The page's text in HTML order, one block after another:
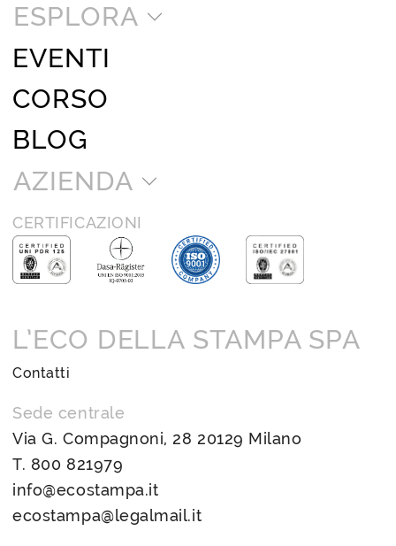
ESPLORA
EVENTI
CORSO
BLOG
AZIENDA
CERTIFICAZIONI
L’ECO DELLA STAMPA SPA
Contatti
Sede centrale
Via G. Compagnoni, 28 20129 Milano
T. 800 821979
info@ecostampa.it
ecostampa@legalmail.it